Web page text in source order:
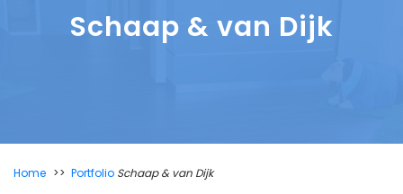
Schaap & van Dijk
Home Portfolio Schaap & van Dijk